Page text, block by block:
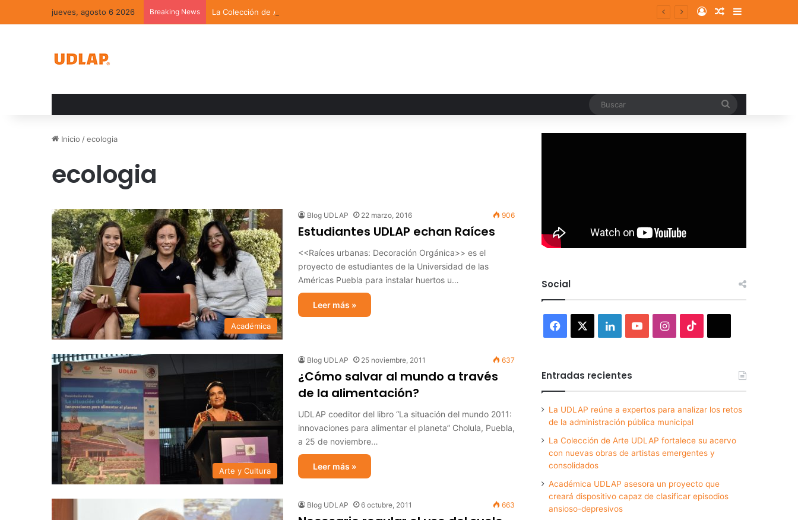
jueves, agosto 6 2026 Breaking News La Colección de Arte UDLAP fortalece su acervo con nuevas obras de artistas emergentes y consolidados Log InRandom Article
Sidebar
Inicio /ecologia
ecologia
Académica
Blog UDLAP 22 marzo, 2016 906
Estudiantes UDLAP echan Raíces
<<Raíces urbanas: Decoración Orgánica>> es el
proyecto de estudiantes de la Universidad de las
Américas Puebla para instalar huertos u…
Leer más »
Arte y Cultura
Blog UDLAP 25 noviembre, 2011 637
¿Cómo salvar al mundo a través
de la alimentación?
UDLAP coeditor del libro “La situación del mundo 2011:
innovaciones para alimentar el planeta” Cholula, Puebla,
a 25 de noviembre…
Leer más »
Blog UDLAP 6 octubre, 2011 663
Social
Facebook LinkedInYouTubeInstagram
Entradas recientes
La UDLAP reúne a expertos para analizar los retos
de la administración pública municipal
La Colección de Arte UDLAP fortalece su acervo
con nuevas obras de artistas emergentes y
consolidados
Académica UDLAP asesora un proyecto que
creará dispositivo capaz de clasificar episodios
ansioso-depresivos